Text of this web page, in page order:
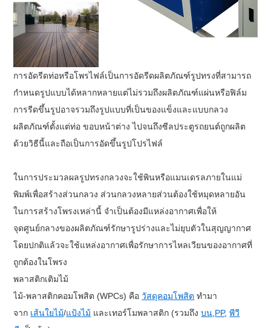
การอัดรีดท่อหรือโพรไฟล์เป็นการอัดรีดผลิตภัณฑ์รูปทรงที่สามารถ
กำหนดรูปแบบได้หลากหลายแต่ไม่รวมถึงผลิตภัณฑ์แผ่นหรือฟิล์ม
การรีดขึ้นรูปอาจรวมถึงรูปแบบที่เป็นของแข็งและแบบกลวง
ผลิตภัณฑ์ตั้งแต่ท่อ ขอบหน้าต่าง ไปจนถึงซีลประตูรถยนต์ถูกผลิต
ด้วยวิธีนี้และถือเป็นการอัดขึ้นรูปโปรไฟล์
ในการประมวลผลรูปทรงกลวงจะใช้พินหรือแมนเดรลภายในแม่
พิมพ์เพื่อสร้างส่วนกลวง ส่วนกลวงหลายส่วนต้องใช้หมุดหลายอัน
ในการสร้างโพรงเหล่านี้ จำเป็นต้องมีแหล่งอากาศเพื่อให้
จุดศูนย์กลางของผลิตภัณฑ์รักษารูปร่างและไม่ยุบตัวในสุญญากาศ
โดยปกติแล้วจะใช้แหล่งอากาศเพื่อรักษาการไหลเวียนของอากาศที่
ถูกต้องในโพรง
พลาสติกเติมไม้
ไม้-พลาสติกคอมโพสิต (WPCs) คือวัสดุคอมโพสิต ทำมา
จาก เส้นใยไม้/แป้งไม้ และเทอร์โมพลาสติก (รวมถึงบน PP,พีวี